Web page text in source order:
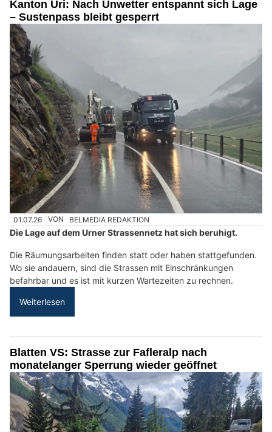
Kanton Uri: Nach Unwetter entspannt sich Lage
– Sustenpass bleibt gesperrt
01.07.26 VON BELMEDIA REDAKTION
Die Lage auf dem Urner Strassennetz hat sich beruhigt.
Die Räumungsarbeiten finden statt oder haben stattgefunden.
Wo sie andauern, sind die Strassen mit Einschränkungen
befahrbar und es ist mit kurzen Wartezeiten zu rechnen.
Weiterlesen
Blatten VS: Strasse zur Fafleralp nach
monatelanger Sperrung wieder geöffnet